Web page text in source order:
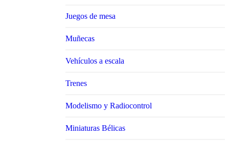
Juegos de mesa
Muñecas
Vehículos a escala
Trenes
Modelismo y Radiocontrol
Miniaturas Bélicas